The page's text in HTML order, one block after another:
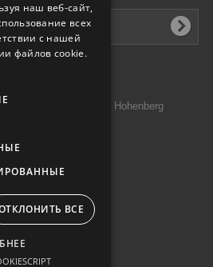
Str. 13 95691 Hohenberg
наш веб-сайт,
всех
с нашей
файлов cookie.
ВСЕ